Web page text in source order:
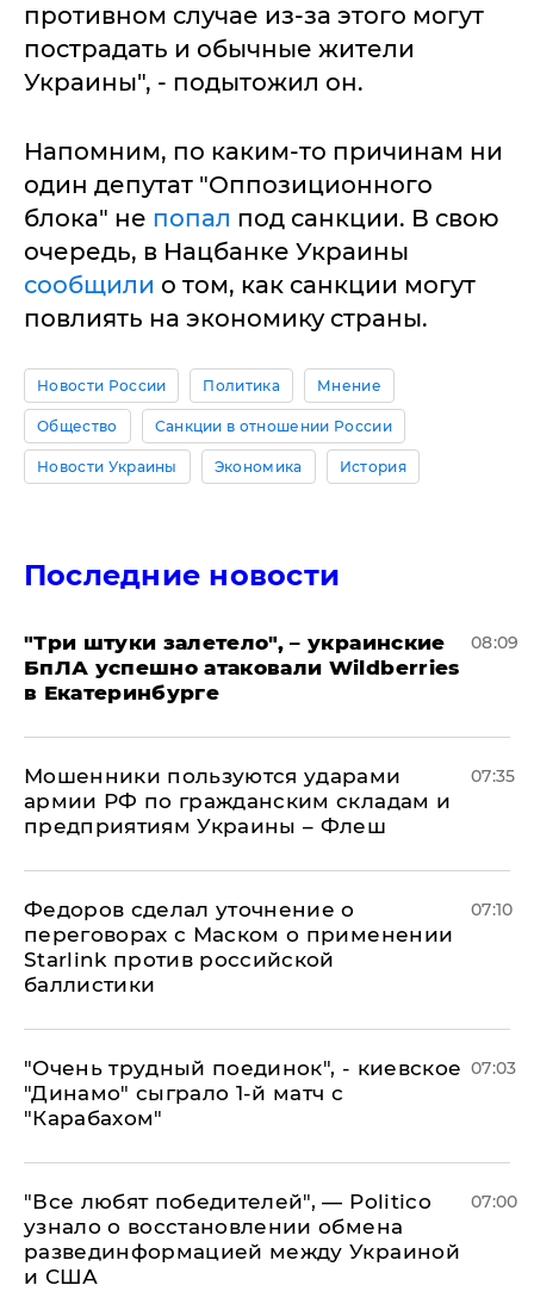
противном случае из-за этого могут
пострадать и обычные жители
Украины", - подытожил он.
Напомним, по каким-то причинам ни
один депутат "Оппозиционного
блока" не попал под санкции. В свою
очередь, в Нацбанке Украины
сообщили о том, как санкции могут
повлиять на экономику страны.
Новости России Политика Мнение
Общество Санкции в отношении России
Новости Украины Экономика История
Последние новости
"Три штуки залетело", – украинские
БпЛА успешно атаковали Wildberries
в Екатеринбурге
08:09
Мошенники пользуются ударами
армии РФ по гражданским складам и
предприятиям Украины – Флеш
07:35
Федоров сделал уточнение о
переговорах с Маском о применении
Starlink против российской
баллистики
07:10
"Очень трудный поединок", - киевское
"Динамо" сыграло 1-й матч с
"Карабахом"
07:03
​"Все любят победителей", — Politico
узнало о восстановлении обмена
развединформацией между Украиной
и США
07:00